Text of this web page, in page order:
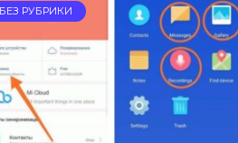
БЕЗ РУБРИКИ